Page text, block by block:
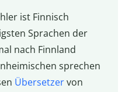
ist Finnisch
Sprachen der
nach Finnland
sprechen
Übersetzervon